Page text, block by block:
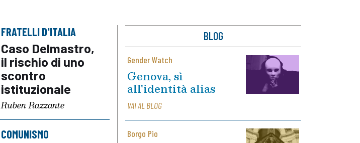
FRATELLI D'ITALIA
Caso Delmastro,
il rischio di uno
scontro
istituzionale
Ruben Razzante
COMUNISMO
BLOG
Gender Watch
Genova, sì
all'identità alias
VAI AL BLOG
Borgo Pio